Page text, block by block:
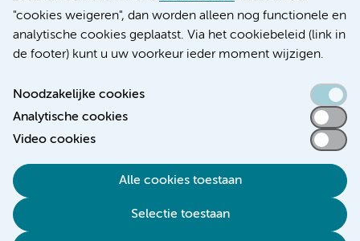
"cookies weigeren", dan worden alleen nog functionele en
analytische cookies geplaatst. Via het cookiebeleid (link in
de footer) kunt u uw voorkeur ieder moment wijzigen.
Noodzakelijke cookies
Analytische cookies
Video cookies
Alle cookies toestaan
Selectie toestaan
Verwijzen & diagnostiek
Toegankelijkheidsverklaring
Cookieverklaring